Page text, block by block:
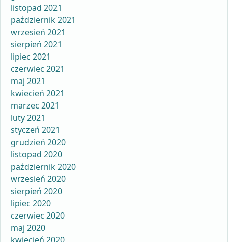
listopad 2021
październik 2021
wrzesień 2021
sierpień 2021
lipiec 2021
czerwiec 2021
maj 2021
kwiecień 2021
marzec 2021
luty 2021
styczeń 2021
grudzień 2020
listopad 2020
październik 2020
wrzesień 2020
sierpień 2020
lipiec 2020
czerwiec 2020
maj 2020